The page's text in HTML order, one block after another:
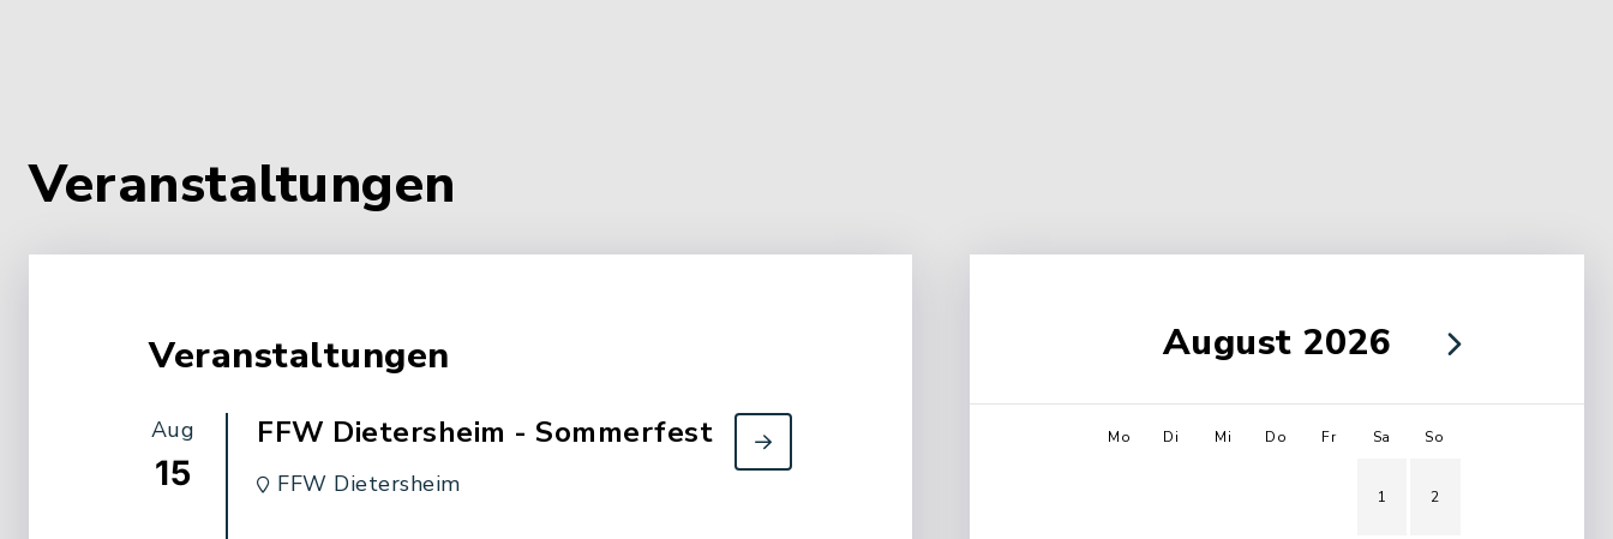
Veranstaltungen
Veranstaltungen
Aug
15
FFW Dietersheim - Sommerfest
FFW Dietersheim
August 2026
Mo Di Mi Do Fr Sa So
1 2